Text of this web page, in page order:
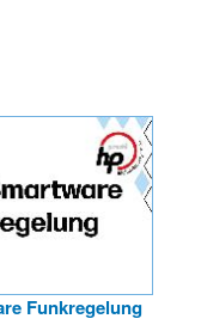
Funkregelung